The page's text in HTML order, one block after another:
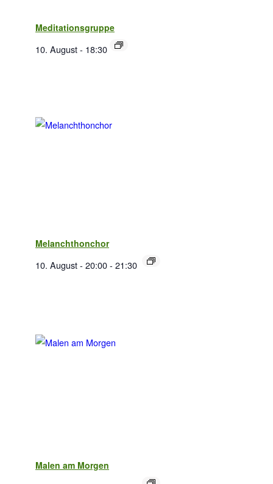
Meditationsgruppe
10. August - 18:30
Melanchthonchor
10. August - 20:00- 21:30
Malen am Morgen